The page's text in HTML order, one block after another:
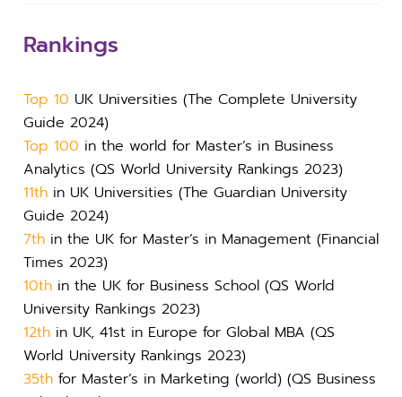
Rankings
Top 10 UK Universities (The Complete University
Guide 2024)
Top 100 in the world for Master’s in Business
Analytics (QS World University Rankings 2023)
11th in UK Universities (The Guardian University
Guide 2024)
7th in the UK for Master’s in Management (Financial
Times 2023)
10th in the UK for Business School (QS World
University Rankings 2023)
12th in UK, 41st in Europe for Global MBA (QS
World University Rankings 2023)
35th for Master’s in Marketing (world) (QS Business